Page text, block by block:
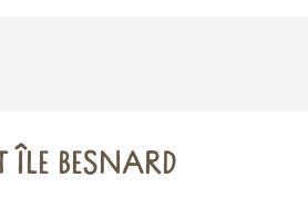
ÎLE BESNARD